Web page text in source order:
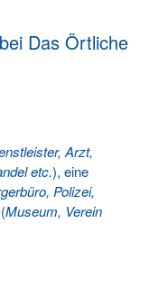
Das Örtliche
Arzt,
etc.), eine
Polizei,
(Museum, Verein